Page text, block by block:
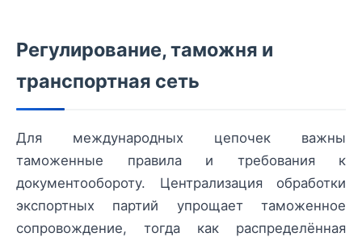
Регулирование, таможня и
транспортная сеть
Для международных цепочек важны
таможенные правила и требования к
документообороту. Централизация обработки
экспортных партий упрощает таможенное
сопровождение, тогда как распределённая